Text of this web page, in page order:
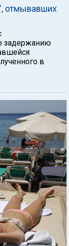
отмывавших
задержанию
в